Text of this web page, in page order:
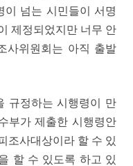
이 넘는 시민들이 서명
제정되었지만 너무 안
사위원회는 아직 출발
규정하는 시행령이 만
부가 제출한 시행령안
조사대상이라 할 수 있
할 수 있도록 하고 있